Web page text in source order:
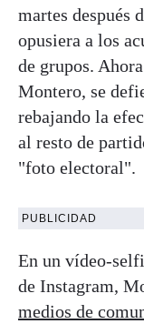
martes después
opusiera a los
de grupos.
Montero, se
rebajando la
al resto de
"foto electoral".
PUBLICIDAD
En un vídeo-
de Instagram,
medios de